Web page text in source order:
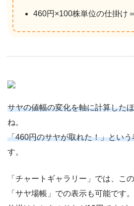
460円×100株単位の仕掛け
サヤの値幅の変化を軸に計算した
ね。
「460円のサヤが取れた！」とい
す。
「チャートギャラリー」では、こ
「サヤ場帳」での表示も可能です。